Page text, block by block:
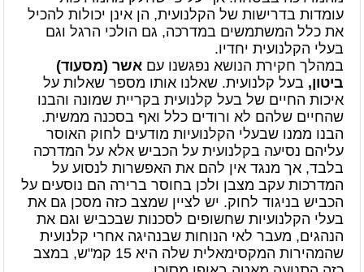
עומדות בדרישות של הקלנועית, הן אינן יכולות להכיל
את כלל המשתמשים במדרכה, גם הולכי הרגל וגם
בעלי הקלנועית יחדיו.
במהלך חקירת הנושא נפגשנו עםאשר (מסעוד)
ביטון, בעל קלנועית. שאלנו אותו מספר שאלות על
איכות החיים של בעל קלנועית בקריית שמונה והבנו
שהחיים שלהם לא ורודים כלל ואף בסכנה ממשית.
הבנו ממנו שבעלי הקלנועיות מודעים לחוק האוסר
עליהם נסיעה בקלנועית על הכביש אלא על המדרכה
בלבד, אך מנגד אין להם את האפשרות לנסוע על
המדרכות עקב מצבן ולכן בחוסר ברירה הם נוסעים על
הכביש בניגוד לחוק. יש לציין שמצב כזה מסכן גם את
בעלי הקלנועיות שחשופים לסכנות שבכביש וגם את
הנהגים, מעבר לאי הנוחות שבנהיגה אחרי קלנועית
שהמהירות המקסימאלית שלה היא 15 קמ"ש, במצב